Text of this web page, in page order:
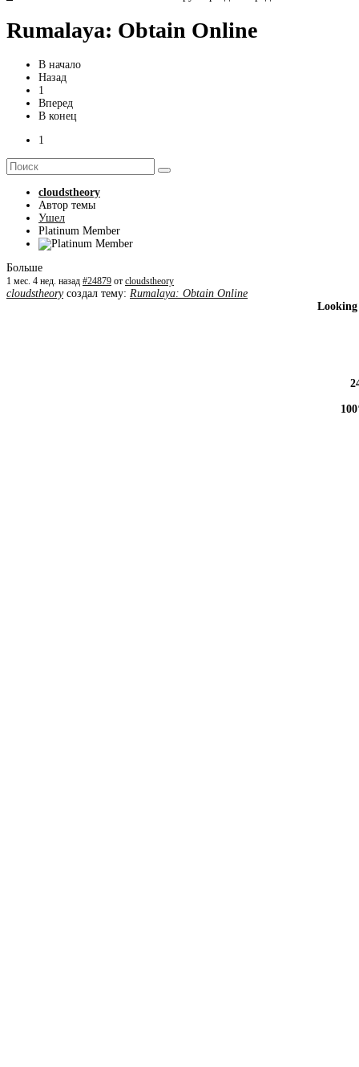
Rumalaya: Obtain Online
В начало
Назад
1
Вперед
В конец
1
cloudstheory
Автор темы
Ушел
Platinum Member
Больше
1 мес. 4 нед. назад #24879 от cloudstheory
cloudstheoryсоздал тему: Rumalaya: Obtain Online